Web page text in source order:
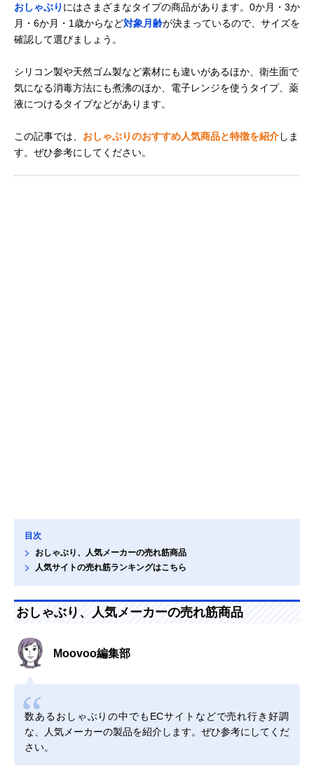
おしゃぶり にはさまざまなタイプの商品があります。0か月・3か
月・6か月・1歳からなど対象月齢が決まっているので、サイズを
確認して選びましょう。
シリコン製や天然ゴム製など素材にも違いがあるほか、衛生面で
気になる消毒方法にも煮沸のほか、電子レンジを使うタイプ、薬
液につけるタイプなどがあります。
この記事では、 おしゃぶりのおすすめ人気商品と特徴を紹介しま
す。ぜひ参考にしてください。
目次
おしゃぶり、人気メーカーの売れ筋商品
人気サイトの売れ筋ランキングはこちら
おしゃぶり、人気メーカーの売れ筋商品
Moovoo編集部
数あるおしゃぶりの中でもECサイトなどで売れ行き好調
な、人気メーカーの製品を紹介します。ぜひ参考にしてくだ
さい。